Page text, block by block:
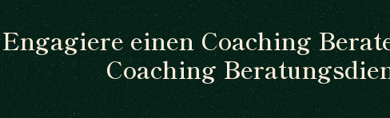
Engagiere einen Coaching
Coaching